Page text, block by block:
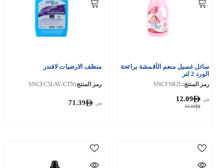
سائل غسيل منعم الأقمشة برائحة
الورد 2 لتر
رمز المنتج:SNCFSR2L
15.00
من 12.09
منظف الارضيات لافندر
رمز المنتج:SNCFC5LAV-CTN
من 71.39